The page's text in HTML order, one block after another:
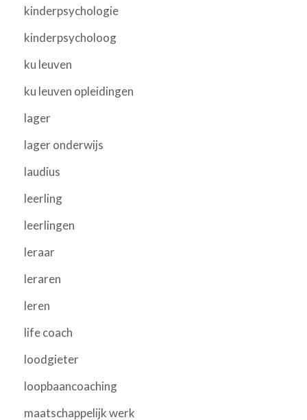
kinderpsychologie
kinderpsycholoog
ku leuven
ku leuven opleidingen
lager
lager onderwijs
laudius
leerling
leerlingen
leraar
leraren
leren
life coach
loodgieter
loopbaancoaching
maatschappelijk werk